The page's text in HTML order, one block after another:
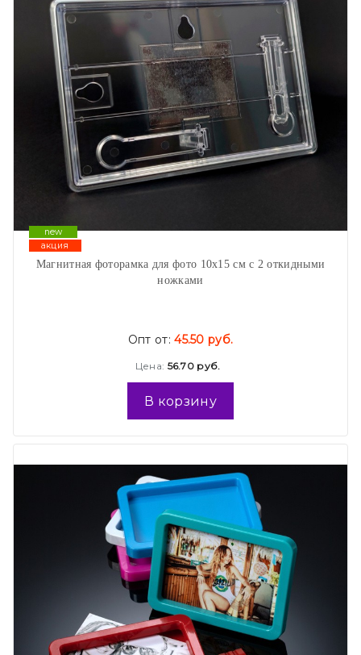
new
акция
Магнитная фоторамка для фото 10х15 см с 2 откидными
ножками
Опт от:45.50 руб.
Цена: 56.70 руб.
В корзину